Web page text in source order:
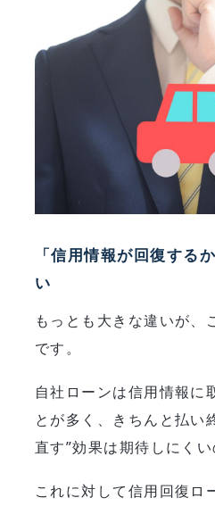
「信用情報が回復する
い
もっとも大きな違いが、
です。
自社ローンは信用情報に
とが多く、きちんと払い
直す”効果は期待しにくい
これに対して信用回復ロ